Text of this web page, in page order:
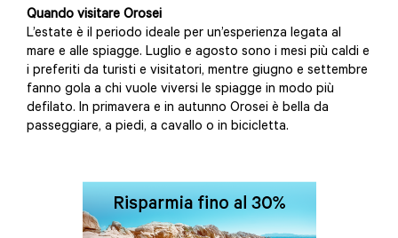
Quando visitare Orosei
L’estate è il periodo ideale per un’esperienza legata al
mare e alle spiagge. Luglio e agosto sono i mesi più caldi e
i preferiti da turisti e visitatori, mentre giugno e settembre
fanno gola a chi vuole viversi le spiagge in modo più
defilato. In primavera e in autunno Orosei è bella da
passeggiare, a piedi, a cavallo o in bicicletta.